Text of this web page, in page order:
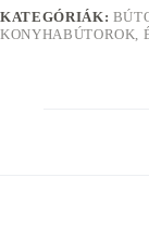
KATEGÓRIÁK:
KONYHABÚTOROK,